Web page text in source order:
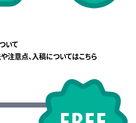
いて
注意点、入稿についてはこちら